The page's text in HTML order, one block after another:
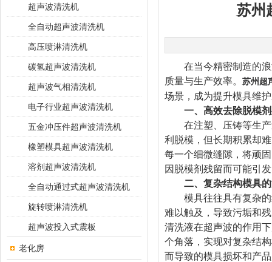
超声波清洗机
全自动超声波清洗机
高压喷淋清洗机
碳氢超声波清洗机
超声波气相清洗机
电子行业超声波清洗机
五金冲压件超声波清洗机
橡塑模具超声波清洗机
溶剂超声波清洗机
全自动通过式超声波清洗机
旋转喷淋清洗机
超声波投入式震板
老化房
苏州
在当今精密制造的浪
质量与生产效率。 苏州超
场景，成为提升模具维
一、高效去除脱模
在注塑、压铸等生产
利脱模，但长期积累却
每一个细微缝隙，将顽
因脱模剂残留而可能引
二、复杂结构模具
模具往往具有复杂的
难以触及，导致污垢和
清洗液在超声波的作用
个角落，实现对复杂结
而导致的模具损坏和产